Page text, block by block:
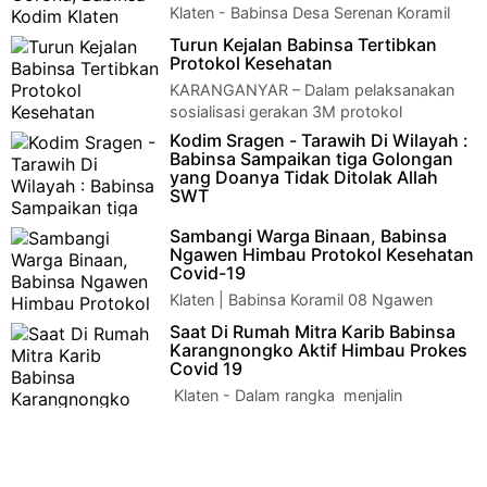
Klaten - Babinsa Desa Serenan Koramil
21/Juwiring Kodim 0723/Klaten Sertu
Rahmad Adi Suryono bersama Relawan Kecamatan J…
Turun Kejalan Babinsa Tertibkan
Protokol Kesehatan
KARANGANYAR – Dalam pelaksanakan
sosialisasi gerakan 3M protokol
kesehatan Covid-19 berupa himbauan memakai masker, menj…
Kodim Sragen - Tarawih Di Wilayah :
Babinsa Sampaikan tiga Golongan
yang Doanya Tidak Ditolak Allah
SWT
tiga Golongan yang Doanya Tidak Ditolak Allah SWTKamis, 29
April 2021 pukul 18.45…
Sambangi Warga Binaan, Babinsa
Ngawen Himbau Protokol Kesehatan
Covid-19
Klaten | Babinsa Koramil 08 Ngawen
Kodim 0723 Klaten untuk Desa Duwet
Sertu Ig Daryono melakukan kegiatan sambang warga …
Saat Di Rumah Mitra Karib Babinsa
Karangnongko Aktif Himbau Prokes
Covid 19
Klaten - Dalam rangka menjalin